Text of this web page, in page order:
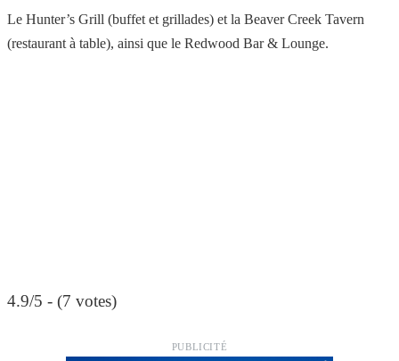
Le Hunter’s Grill (buffet et grillades) et la Beaver Creek Tavern
(restaurant à table), ainsi que le Redwood Bar & Lounge.
4.9/5 - (7 votes)
PUBLICITÉ